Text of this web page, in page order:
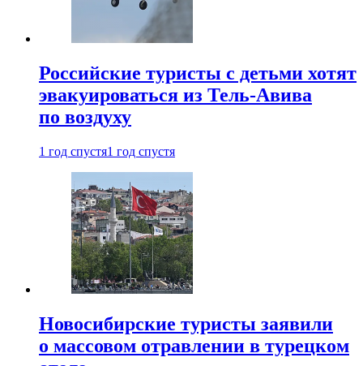
Российские туристы с детьми хотят
эвакуироваться из Тель-Авива
по воздуху
1 год спустя1 год спустя
Новосибирские туристы заявили
о массовом отравлении в турецком